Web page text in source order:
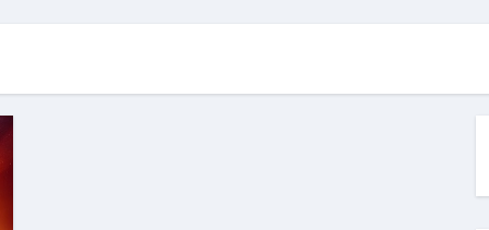
え方と実践方法を解説します【健康】
・記憶・名言・人生哲学から読み解く生き方
定は危険？情報収集との関係と見分け方を解説
｜最新観測データと前兆現象を徹底解説【2026】